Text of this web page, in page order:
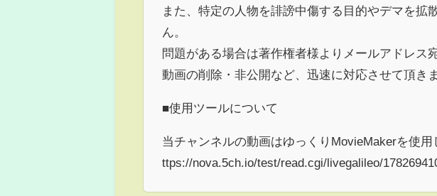
また、特定の人物を誹謗中傷する目的やデマを拡
ん。
問題がある場合は著作権者様よりメールアドレス
動画の削除・非公開など、迅速に対応させて頂きま
■使用ツールについて
当チャンネルの動画はゆっくりMovieMakerを使用
ttps://nova.5ch.io/test/read.cgi/livegalileo/